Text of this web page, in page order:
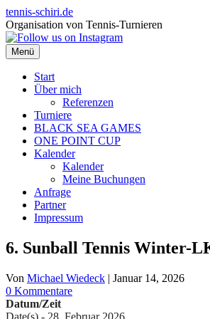
Zum
Inhalt
springen
tennis-schiri.de
Organisation von Tennis-Turnieren
Menü
Start
Über mich
Referenzen
Turniere
BLACK SEA GAMES
ONE POINT CUP
Kalender
Kalender
Meine Buchungen
Anfrage
Partner
Impressum
6. Sunball Tennis Winter-
Von Michael Wiedeck | Januar 14, 2026
0 Kommentare
Datum/Zeit
Date(s) - 28. Februar 2026